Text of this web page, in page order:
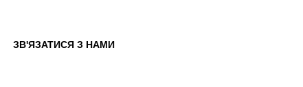
ЗВ'ЯЗАТИСЯ З НАМИ